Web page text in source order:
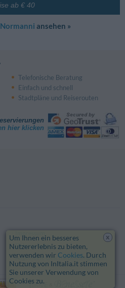
ab € 40
ansehen »
Telefonische Beratung
Einfach und schnell
Stadtpläne und Reiserouten
hier klicken
Datenschutz
Allgemeine Geschäftsbedingungen
x
Um Ihnen ein besseres
Nutzererlebnis zu bieten,
verwenden wir Cookies. Durch
Nutzung von InItalia.it stimmen
Sie unserer Verwendung von
Cookies zu.